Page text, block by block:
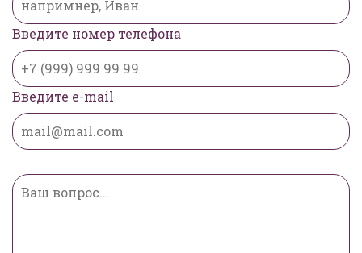
Введите номер телефона
Введите e-mail